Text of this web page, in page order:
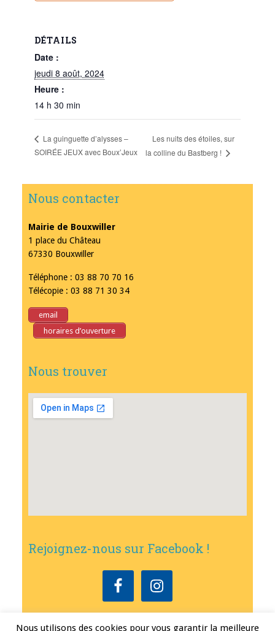
DÉTAILS
Date :
jeudi 8 août, 2024
Heure :
14 h 30 min
La guinguette d’alysses –
SOIRÉE JEUX avec Boux’Jeux
Les nuits des étoiles, sur
la colline du Bastberg !
Nous contacter
Mairie de Bouxwiller
1 place du Château
67330 Bouxwiller
Téléphone : 03 88 70 70 16
Télécopie : 03 88 71 30 34
email
horaires d’ouverture
Nous trouver
Rejoignez-nous sur Facebook !
Nous utilisons des cookies pour vous garantir la meilleure